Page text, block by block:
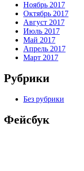
Ноябрь 2017
Октябрь 2017
Август 2017
Июль 2017
Май 2017
Апрель 2017
Март 2017
Рубрики
Без рубрики
Фейсбук